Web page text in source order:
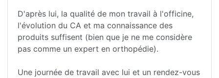
D'après lui, la qualité de mon travail à l'officine,
l'évolution du CA et ma connaissance des
produits suffisent (bien que je ne me considère
pas comme un expert en orthopédie).
Une journée de travail avec lui et un rendez-vous